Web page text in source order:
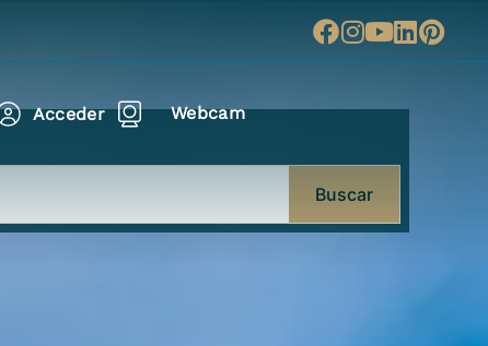
Acceder
Webcam
Buscar